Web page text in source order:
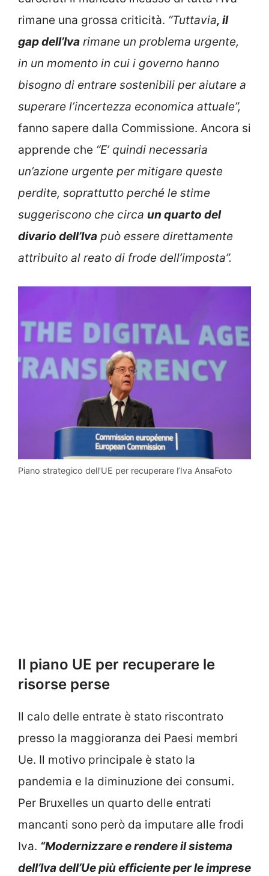
rimane una grossa criticità. “Tuttavia, il
gap dell’Iva rimane un problema urgente,
in un momento in cui i governo hanno
bisogno di entrare sostenibili per aiutare a
superare l’incertezza economica attuale”,
fanno sapere dalla Commissione. Ancora si
apprende che “E’ quindi necessaria
un’azione urgente per mitigare queste
perdite, soprattutto perché le stime
suggeriscono che circa un quarto del
divario dell’Iva può essere direttamente
attribuito al reato di frode dell’imposta”.
Piano strategico dell’UE per recuperare l’Iva AnsaFoto
Il piano UE per recuperare le
risorse perse
Il calo delle entrate è stato riscontrato
presso la maggioranza dei Paesi membri
Ue. Il motivo principale è stato la
pandemia e la diminuzione dei consumi.
Per Bruxelles un quarto delle entrati
mancanti sono però da imputare alle frodi
Iva. “Modernizzare e rendere il sistema
dell’Iva dell’Ue più efficiente per le imprese